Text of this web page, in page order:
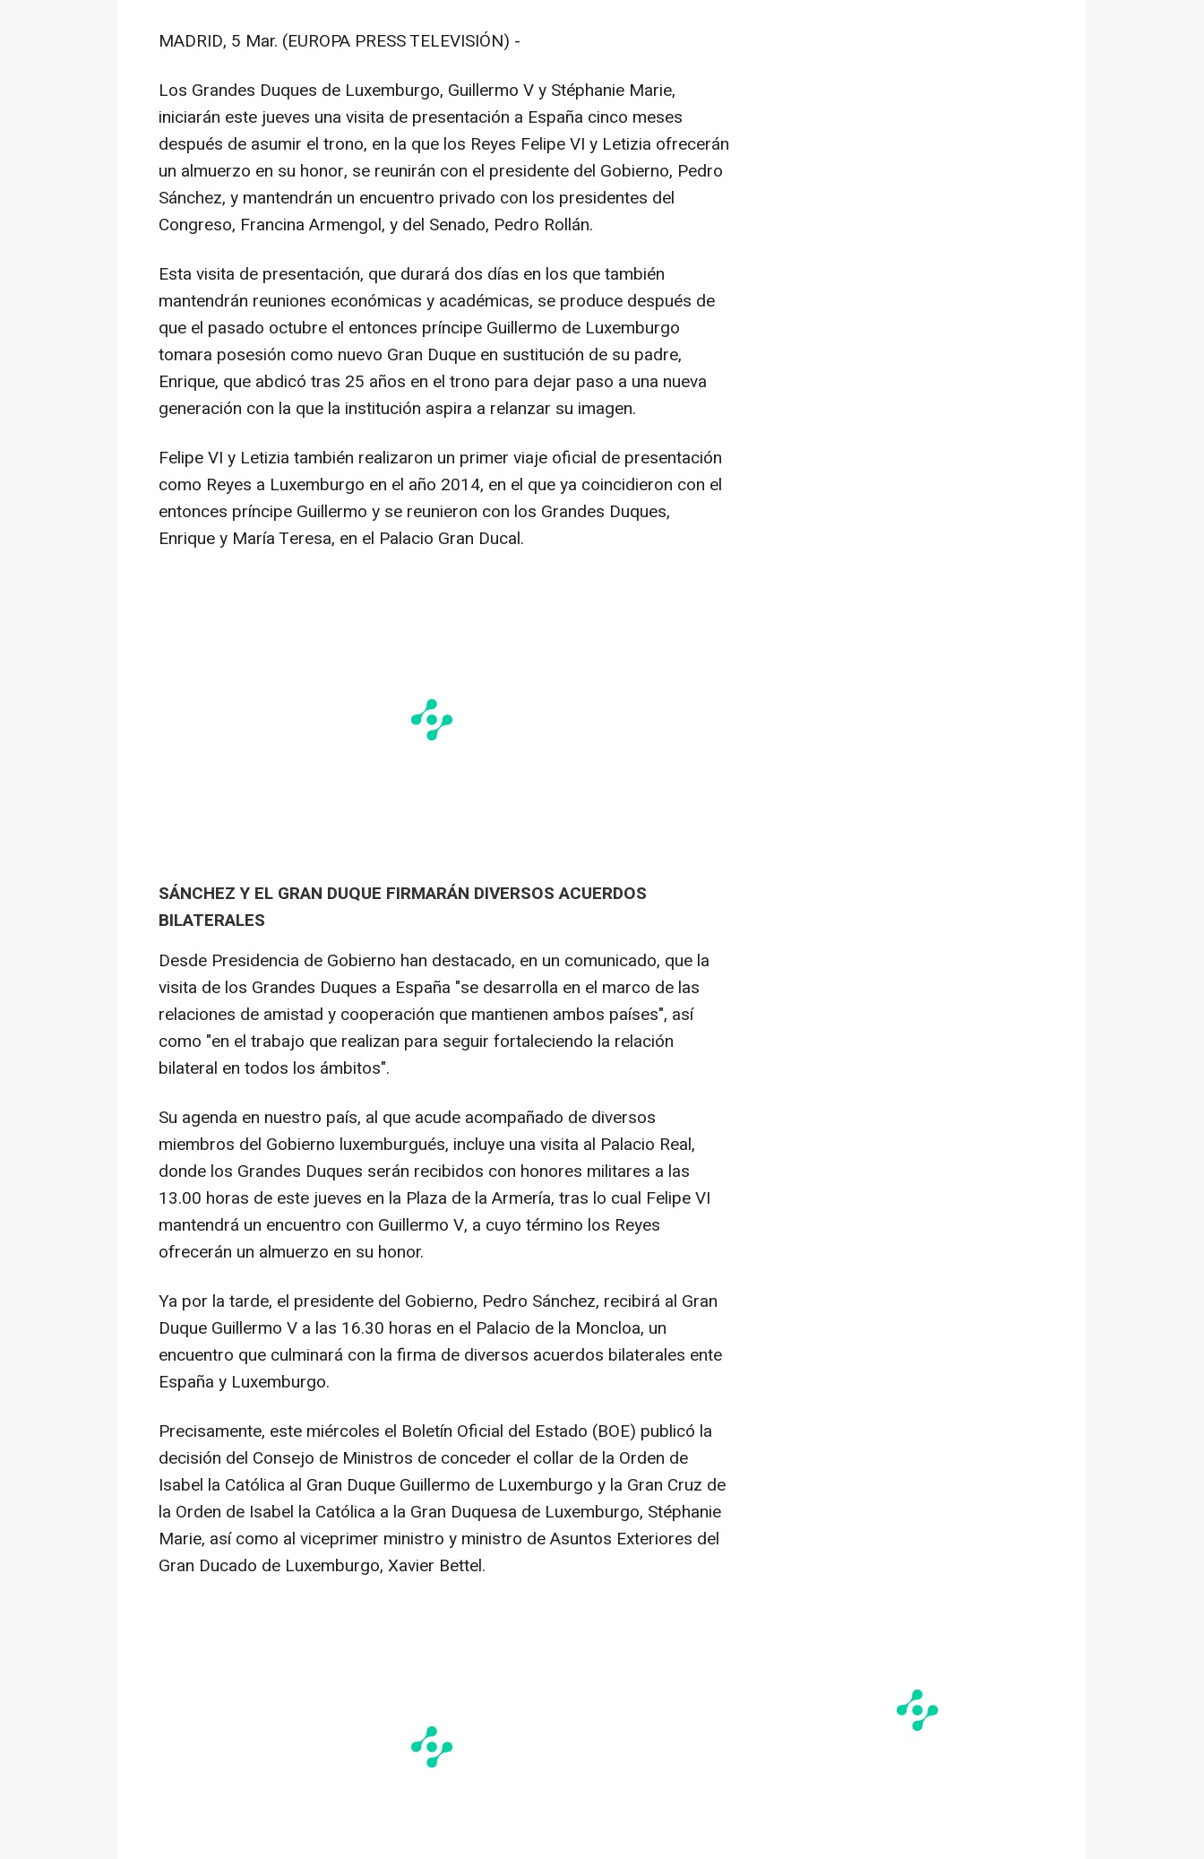
MADRID, 5 Mar. (EUROPA PRESS TELEVISIÓN) -
Los Grandes Duques de Luxemburgo, Guillermo V y Stéphanie Marie,
iniciarán este jueves una visita de presentación a España cinco meses
después de asumir el trono, en la que los Reyes Felipe VI y Letizia ofrecerán
un almuerzo en su honor, se reunirán con el presidente del Gobierno, Pedro
Sánchez, y mantendrán un encuentro privado con los presidentes del
Congreso, Francina Armengol, y del Senado, Pedro Rollán.
Esta visita de presentación, que durará dos días en los que también
mantendrán reuniones económicas y académicas, se produce después de
que el pasado octubre el entonces príncipe Guillermo de Luxemburgo
tomara posesión como nuevo Gran Duque en sustitución de su padre,
Enrique, que abdicó tras 25 años en el trono para dejar paso a una nueva
generación con la que la institución aspira a relanzar su imagen.
Felipe VI y Letizia también realizaron un primer viaje oficial de presentación
como Reyes a Luxemburgo en el año 2014, en el que ya coincidieron con el
entonces príncipe Guillermo y se reunieron con los Grandes Duques,
Enrique y María Teresa, en el Palacio Gran Ducal.
SÁNCHEZ Y EL GRAN DUQUE FIRMARÁN DIVERSOS ACUERDOS
BILATERALES
Desde Presidencia de Gobierno han destacado, en un comunicado, que la
visita de los Grandes Duques a España "se desarrolla en el marco de las
relaciones de amistad y cooperación que mantienen ambos países", así
como "en el trabajo que realizan para seguir fortaleciendo la relación
bilateral en todos los ámbitos".
Su agenda en nuestro país, al que acude acompañado de diversos
miembros del Gobierno luxemburgués, incluye una visita al Palacio Real,
donde los Grandes Duques serán recibidos con honores militares a las
13.00 horas de este jueves en la Plaza de la Armería, tras lo cual Felipe VI
mantendrá un encuentro con Guillermo V, a cuyo término los Reyes
ofrecerán un almuerzo en su honor.
Ya por la tarde, el presidente del Gobierno, Pedro Sánchez, recibirá al Gran
Duque Guillermo V a las 16.30 horas en el Palacio de la Moncloa, un
encuentro que culminará con la firma de diversos acuerdos bilaterales ente
España y Luxemburgo.
Precisamente, este miércoles el Boletín Oficial del Estado (BOE) publicó la
decisión del Consejo de Ministros de conceder el collar de la Orden de
Isabel la Católica al Gran Duque Guillermo de Luxemburgo y la Gran Cruz de
la Orden de Isabel la Católica a la Gran Duquesa de Luxemburgo, Stéphanie
Marie, así como al viceprimer ministro y ministro de Asuntos Exteriores del
Gran Ducado de Luxemburgo, Xavier Bettel.